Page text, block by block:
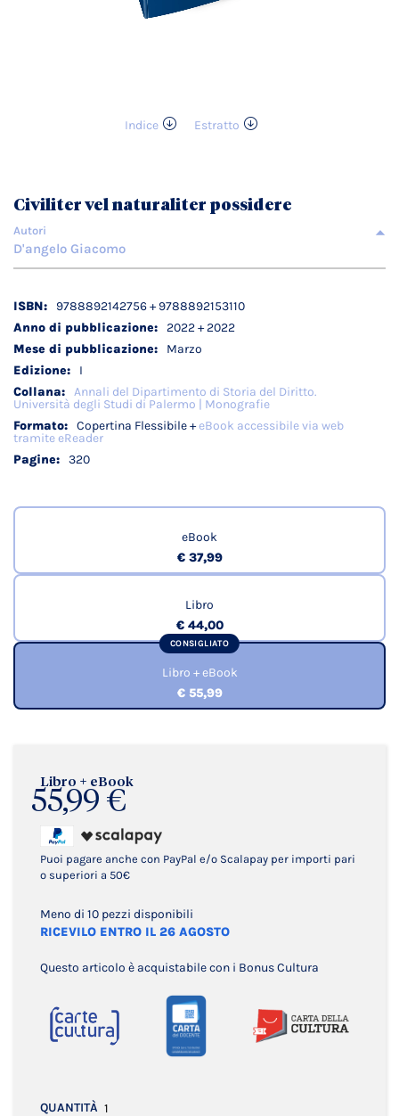
Indice
Estratto
galleria
di
immagini
Libro + eBook
55,99 €
Puoi pagare anche con PayPal e/o Scalapay per importi pari
o superiori a 50€
Meno di 10 pezzi disponibili
RICEVILO ENTRO IL 26 AGOSTO
Questo articolo è acquistabile con i Bonus Cultura
QUANTITÀ
Civiliter vel naturaliter possidere
Autori
D'angelo Giacomo
Dettagli
tecnici
9788892142756 + 9788892153110
2022 + 2022
Marzo
I
Annali del Dipartimento di Storia del Diritto.
Università degli Studi di Palermo | Monografie
Copertina Flessibile +eBook accessibile via web
tramite eReader
320
eBook
€ 37,99
Libro
€ 44,00
CONSIGLIATO
Libro + eBook
€ 55,99